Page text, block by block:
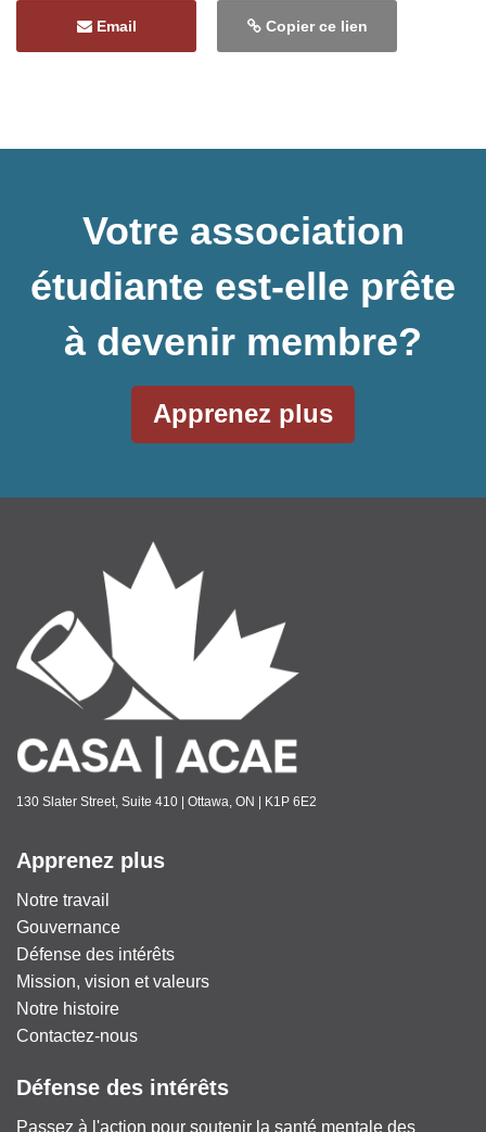
Email Copier ce lien
Votre association
étudiante est-elle prête
à devenir membre?
Apprenez plus
130 Slater Street, Suite 410 | Ottawa, ON | K1P 6E2
Apprenez plus
Notre travail
Gouvernance
Défense des intérêts
Mission, vision et valeurs
Notre histoire
Contactez-nous
Défense des intérêts
Passez à l'action pour soutenir la santé mentale des